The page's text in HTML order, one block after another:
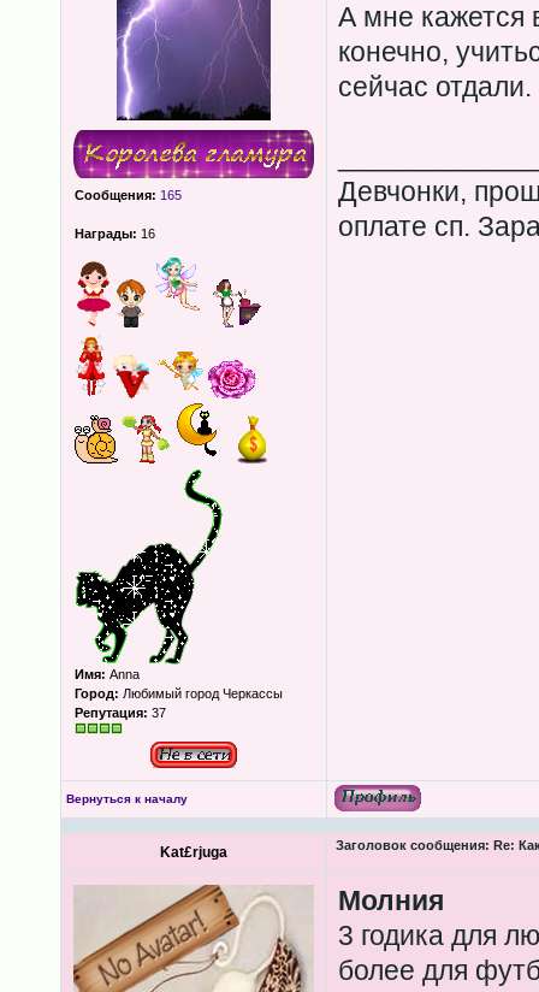
Сообщения: 165
Награды: 16
Имя: Anna
Город: Любимый город Черкассы
Репутация: 37
А мне кажется
конечно,
сейчас отдали.
Девчонки,
оплате сп.
Вернуться к началу
Kat£rjuga Заголовок сообщения: Re:
Молния
3 годика для
более для